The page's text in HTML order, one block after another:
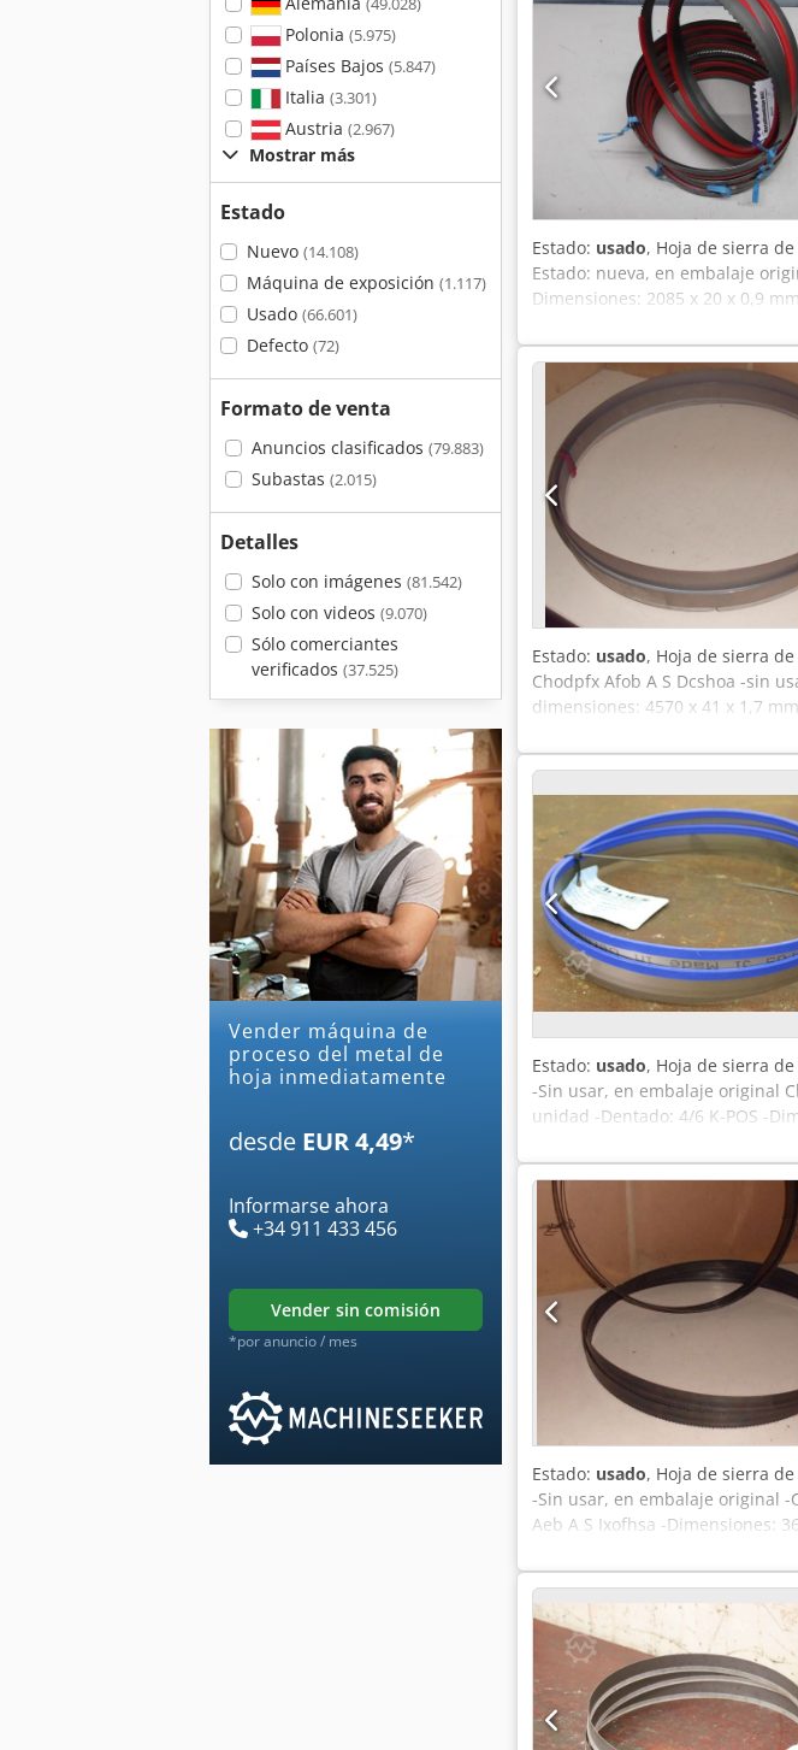
(49.028)
Polonia (5.975)
Países Bajos (5.847)
Italia (3.301)
Austria (2.967)
Mostrar más
Estado
Nuevo (14.108)
Máquina de exposición (1.117)
Usado (66.601)
Defecto (72)
Formato de venta
Anuncios clasificados (79.883)
Subastas (2.015)
Detalles
Solo con imágenes (81.542)
Solo con videos (9.070)
Sólo comerciantes
verificados (37.525)
Vender máquina de
proceso del metal de
hoja inmediatamente
desde EUR 4,49*
Informarse ahora
+34 911 433 456
vender sin comisión
*por anuncio / mes
Estado: usado, Hoja de sierra
Estado: nueva, en embalaje
Dimensiones: 2085 x 20 x 0,9
Estado: usado, Hoja de sierra
Chodpfx Afob A S Dcshoa -sin
dimensiones: 4570 x 41 x 1,7 mm
Estado: usado, Hoja de sierra
-Sin usar, en embalaje original
unidad -Dentado: 4/6 K-POS -
Estado: usado, Hoja de sierra
-Sin usar, en embalaje original
Aeb A S Ixofhsa -Dimensiones: